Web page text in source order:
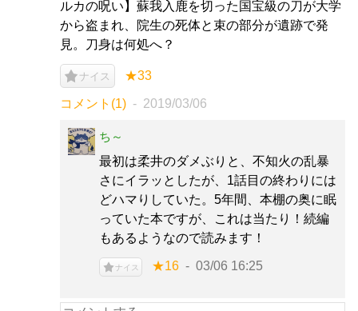
ルカの呪い】蘇我入鹿を切った国宝級の刀が大学
から盗まれ、院生の死体と束の部分が遺跡で発
見。刀身は何処へ？
ナイス ★33
コメント(1) 2019/03/06
ち～
最初は柔井のダメぶりと、不知火の乱暴
さにイラッとしたが、1話目の終わりには
どハマりしていた。5年間、本棚の奥に眠
っていた本ですが、これは当たり！続編
もあるようなので読みます！
ナイス ★16 03/06 16:25